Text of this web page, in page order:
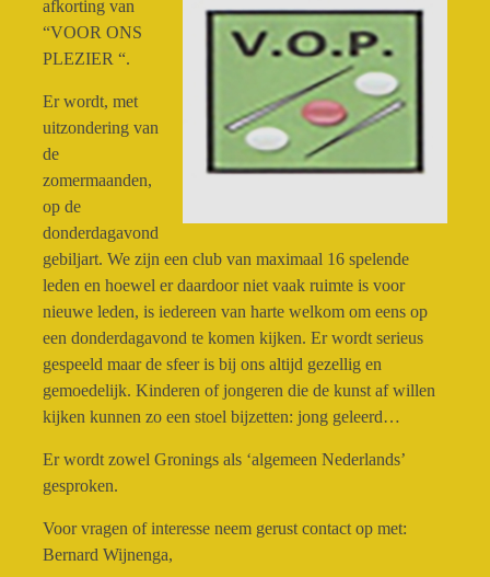
afkorting van
“VOOR ONS
PLEZIER “.
Er wordt, met
uitzondering van
de
zomermaanden,
op de
donderdagavond
gebiljart. We zijn een club van maximaal 16 spelende
leden en hoewel er daardoor niet vaak ruimte is voor
nieuwe leden, is iedereen van harte welkom om eens op
een donderdagavond te komen kijken. Er wordt serieus
gespeeld maar de sfeer is bij ons altijd gezellig en
gemoedelijk. Kinderen of jongeren die de kunst af willen
kijken kunnen zo een stoel bijzetten: jong geleerd…
Er wordt zowel Gronings als ‘algemeen Nederlands’
gesproken.
Voor vragen of interesse neem gerust contact op met:
Bernard Wijnenga,